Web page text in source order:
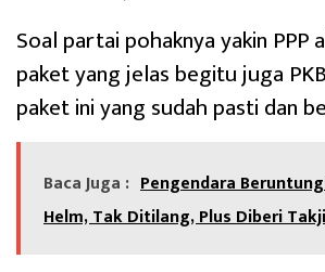
Soal partai pohaknya yakin PPP
paket yang jelas begitu juga
paket ini yang sudah pasti dan
Baca Juga : Pengendara
Helm, Tak Ditilang, Plus Diberi